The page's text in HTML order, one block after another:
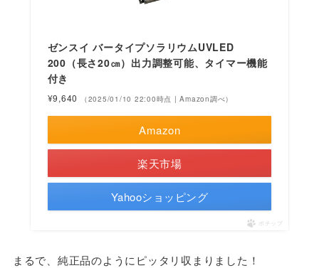
ゼンスイ バータイプソラリウムUVLED
200（長さ20㎝）出力調整可能、タイマー機能
付き
¥9,640 （2025/01/10 22:00時点 | Amazon調べ）
Amazon
楽天市場
Yahooショッピング
ポチップ
まるで、純正品のようにピッタリ収まりました！